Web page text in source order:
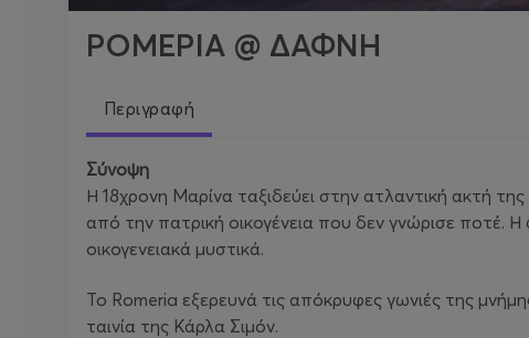
ΡΟΜΕΡΙΑ @ ΔΑΦΝΗ
Περιγραφή
Σύνοψη
Η 18χρονη Μαρίνα ταξιδεύει στην ατλαντική ακτή
από την πατρική οικογένεια που δεν γνώρισε ποτέ.
οικογενειακά μυστικά.
Το Romeria εξερευνά τις απόκρυφες γωνιές της
ταινία της Κάρλα Σιμόν.